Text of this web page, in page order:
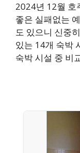
2024년 12월 호
좋은 실패없는
도 있으니 신중
있는 14개 숙박
숙박 시설 중 비